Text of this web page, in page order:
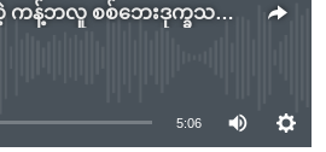
မြွေအန္တရာယ်ကြုံနေတဲ့ ကန့်ဘလူ စစ်ဘေးဒုက္ခသည်များ
currently available
5:06